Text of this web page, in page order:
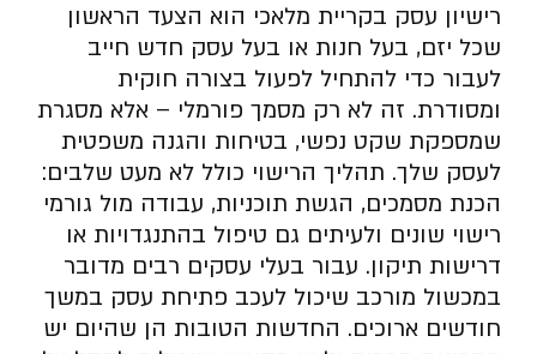
רישיון עסק בקריית מלאכי הוא הצעד הראשון
שכל יזם, בעל חנות או בעל עסק חדש חייב
לעבור כדי להתחיל לפעול בצורה חוקית
ומסודרת. זה לא רק מסמך פורמלי – אלא מסגרת
שמספקת שקט נפשי, בטיחות והגנה משפטית
לעסק שלך. תהליך הרישוי כולל לא מעט שלבים:
הכנת מסמכים, הגשת תוכניות, עבודה מול גורמי
רישוי שונים ולעיתים גם טיפול בהתנגדויות או
דרישות תיקון. עבור בעלי עסקים רבים מדובר
במכשול מורכב שיכול לעכב פתיחת עסק במשך
חודשים ארוכים. החדשות הטובות הן שהיום יש